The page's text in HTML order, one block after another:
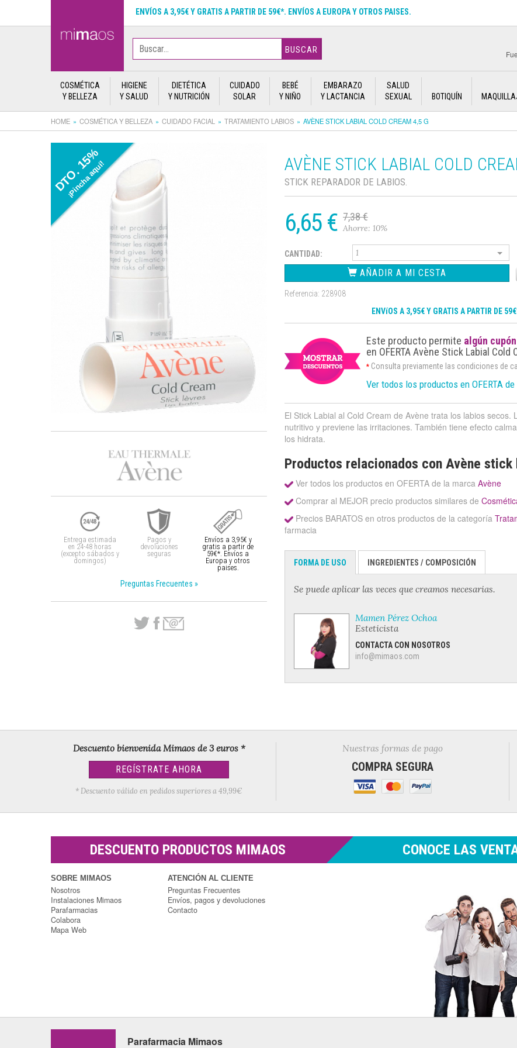
ENVÍOS A 3,95€ Y GRATIS A PARTIR DE 59€*. ENVÍOS A EUROPA Y OTROS PAISES.
BUSCAR
COSMÉTICA
Y BELLEZA
HIGIENE
Y SALUD
DIETÉTICA
Y NUTRICIÓN
CUIDADO
SOLAR
BEBÉ
Y NIÑO
EMBARAZO
Y LACTANCIA
SALUD
SEXUAL
BOTIQUÍN
HOME COSMÉTICA Y BELLEZA CUIDADO FACIAL TRATAMIENTO LABIOS AVÈNE STICK LABIAL COLD CREAM 4,5 G
DTO. 15%
¡Pincha aquí!
Entrega estimada
en 24-48 horas
(excepto sábados y
domingos)
Pagos y
devoluciones
seguras
Envíos a 3,95€ y
gratis a partir de
59€*. Envíos a
Europa y otros
paises.
Preguntas Frecuentes »
AVÈNE STICK LABIAL COLD
STICK REPARADOR DE LABIOS.
6,65 € 7,38 €
Ahorre: 10%
CANTIDAD:
AÑADIR A MI CESTA
Referencia: 228908
ENVíOS A 3,95€ Y GRATIS A PARTIR DE
Este producto permite algún
en OFERTA Avène Stick Labial Cold
* Consulta previamente las condiciones de
Ver todos los productos en OFERTA
El Stick Labial al Cold Cream de Avène trata los labios
nutritivo y previene las irritaciones. También tiene efecto
los hidrata.
Productos relacionados con Avène
Ver todos los productos en OFERTA de la marca Avène
Comprar al MEJOR precio productos similares de
Precios BARATOS en otros productos de la categoría
farmacia
FORMA DE USO INGREDIENTES / COMPOSICIÓN
Se puede aplicar las veces que creamos necesarias.
Mamen Pérez Ochoa
Esteticista
CONTACTA CON NOSOTROS
info@mimaos.com
Descuento bienvenida Mimaos de 3 euros *
REGÍSTRATE AHORA
* Descuento válido en pedidos superiores a 49,99€
Nuestras formas de pago
COMPRA SEGURA
DESCUENTO PRODUCTOS MIMAOS CONOCE LAS
SOBRE MIMAOS
Nosotros
Instalaciones Mimaos
Parafarmacias
Colabora
Mapa Web
ATENCIÓN AL CLIENTE
Preguntas Frecuentes
Envíos, pagos y devoluciones
Contacto
Parafarmacia Mimaos